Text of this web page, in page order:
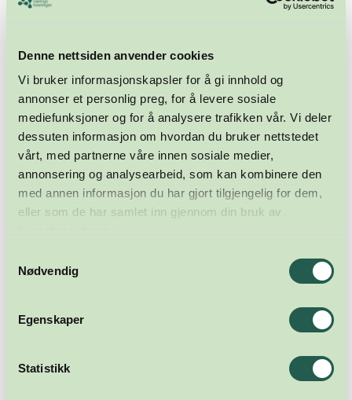
Denne nettsiden anvender cookies
Vi bruker informasjonskapsler for å gi innhold og
annonser et personlig preg, for å levere sosiale
mediefunksjoner og for å analysere trafikken vår. Vi deler
dessuten informasjon om hvordan du bruker nettstedet
vårt, med partnerne våre innen sosiale medier,
annonsering og analysearbeid, som kan kombinere den
med annen informasjon du har gjort tilgjengelig for dem,
eller som de har samlet inn gjennom din bruk av
Nødvendig
Egenskaper
Statistikk
Meld deg på nyhetsbrevet